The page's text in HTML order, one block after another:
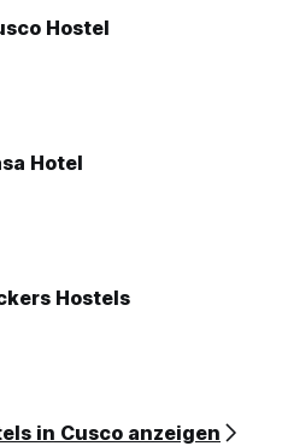
Hostel
Hotel
Hostels
in Cusco anzeigen